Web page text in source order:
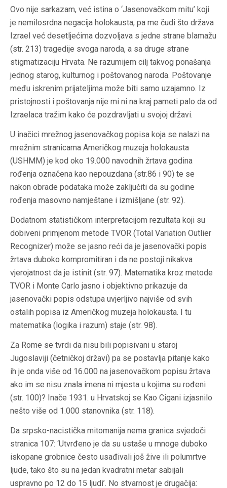
Ovo nije sarkazam, već istina o ‘Jasenovačkom mitu’ koji
je nemilosrdna negacija holokausta, pa me čudi što država
Izrael već desetljećima dozvoljava s jedne strane blamažu
(str. 213) tragedije svoga naroda, a sa druge strane
stigmatizaciju Hrvata. Ne razumijem cilj takvog ponašanja
jednog starog, kulturnog i poštovanog naroda. Poštovanje
među iskrenim prijateljima može biti samo uzajamno. Iz
pristojnosti i poštovanja nije mi ni na kraj pameti palo da od
Izraelaca tražim kako će pozdravljati u svojoj državi.
U inačici mrežnog jasenovačkog popisa koja se nalazi na
mrežnim stranicama Američkog muzeja holokausta
(USHMM) je kod oko 19.000 navodnih žrtava godina
rođenja označena kao nepouzdana (str.86 i 90) te se
nakon obrade podataka može zaključiti da su godine
rođenja masovno namještane i izmišljane (str. 92).
Dodatnom statističkom interpretacijom rezultata koji su
dobiveni primjenom metode TVOR (Total Variation Outlier
Recognizer) može se jasno reći da je jasenovački popis
žrtava duboko kompromitiran i da ne postoji nikakva
vjerojatnost da je istinit (str. 97). Matematika kroz metode
TVOR i Monte Carlo jasno i objektivno prikazuje da
jasenovački popis odstupa uvjerljivo najviše od svih
ostalih popisa iz Američkog muzeja holokausta. I tu
matematika (logika i razum) staje (str. 98).
Za Rome se tvrdi da nisu bili popisivani u staroj
Jugoslaviji (četničkoj državi) pa se postavlja pitanje kako
ih je onda više od 16.000 na jasenovačkom popisu žrtava
ako im se nisu znala imena ni mjesta u kojima su rođeni
(str. 100)? Inače 1931. u Hrvatskoj se Kao Cigani izjasnilo
nešto više od 1.000 stanovnika (str. 118).
Da srpsko-nacistička mitomanija nema granica svjedoči
stranica 107: ‘Utvrđeno je da su ustaše u mnoge duboko
iskopane grobnice često usađivali još žive ili polumrtve
ljude, tako što su na jedan kvadratni metar sabijali
uspravno po 12 do 15 ljudi’. No stvarnost je drugačija: